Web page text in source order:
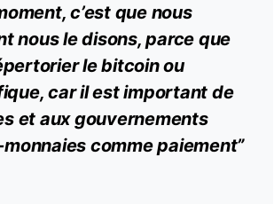
c’est que nous
nous le disons, parce que
le bitcoin ou
car il est important de
et aux gouvernements
comme paiement”